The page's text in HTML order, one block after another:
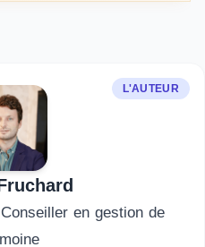
L'AUTEUR
en gestion de